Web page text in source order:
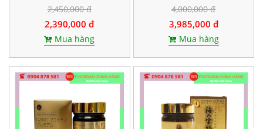
chính hãng
2,450,000 đ
2,390,000 đ
Mua hàng
thư
4,000,000 đ
3,985,000 đ
Mua hàng